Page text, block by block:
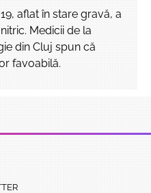
aflat în stare gravă, a
Medicii de la
din Cluj spun că
favoabilă.